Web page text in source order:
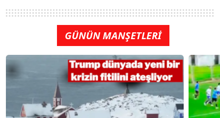
GÜNÜN MANŞETLERİ